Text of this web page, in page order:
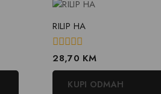
RILIP HA
0
out
of
28,70 KM
KUPI ODMAH